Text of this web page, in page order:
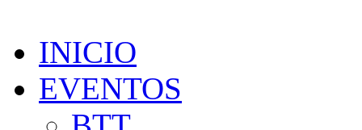
INICIO
EVENTOS